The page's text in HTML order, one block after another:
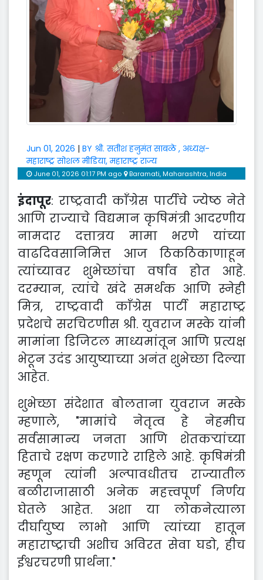
Jun 01, 2026 | BY श्री. सतीश हनुमंत साबळे , अध्यक्ष-
महाराष्ट्र सोशल मीडिया, महाराष्ट्र राज्य
June 01, 2026 01:17 PM ago Baramati, Maharashtra, India
इंदापूर: राष्ट्रवादी काँग्रेस पार्टीचे ज्येष्ठ नेते
आणि राज्याचे विद्यमान कृषिमंत्री आदरणीय
नामदार दत्तात्रय मामा भरणे यांच्या
वाढदिवसानिमित्त आज ठिकठिकाणाहून
त्यांच्यावर शुभेच्छांचा वर्षाव होत आहे.
दरम्यान, त्यांचे खंदे समर्थक आणि स्नेही
मित्र, राष्ट्रवादी काँग्रेस पार्टी महाराष्ट्र
प्रदेशचे सरचिटणीस श्री. युवराज मस्के यांनी
मामांना डिजिटल माध्यमांतून आणि प्रत्यक्ष
भेटून उदंड आयुष्याच्या अनंत शुभेच्छा दिल्या
आहेत.
शुभेच्छा संदेशात बोलताना युवराज मस्के
म्हणाले, "मामांचे नेतृत्व हे नेहमीच
सर्वसामान्य जनता आणि शेतकऱ्यांच्या
हिताचे रक्षण करणारे राहिले आहे. कृषिमंत्री
म्हणून त्यांनी अल्पावधीतच राज्यातील
बळीराजासाठी अनेक महत्त्वपूर्ण निर्णय
घेतले आहेत. अशा या लोकनेत्याला
दीर्घायुष्य लाभो आणि त्यांच्या हातून
महाराष्ट्राची अशीच अविरत सेवा घडो, हीच
ईश्वरचरणी प्रार्थना."